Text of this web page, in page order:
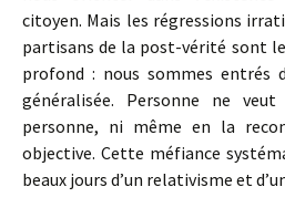
citoyen. Mais les régressions
partisans de la post-vérité sont
profond : nous sommes entrés
généralisée. Personne ne
personne, ni même en la
objective. Cette méfiance
beaux jours d’un relativisme et